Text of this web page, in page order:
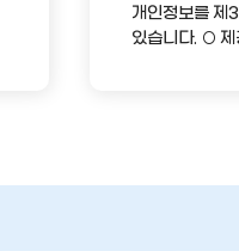
개인정보를 제
있습니다. ○ 제